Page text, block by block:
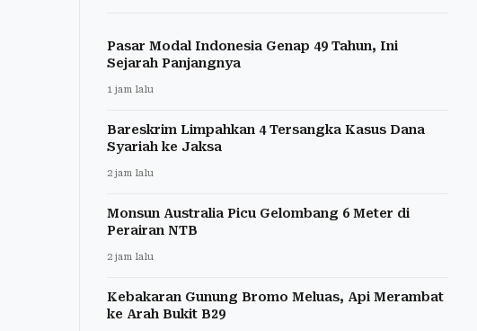
Pasar Modal Indonesia Genap 49 Tahun, Ini
Sejarah Panjangnya
1 jam lalu
Bareskrim Limpahkan 4 Tersangka Kasus Dana
Syariah ke Jaksa
2 jam lalu
Monsun Australia Picu Gelombang 6 Meter di
Perairan NTB
2 jam lalu
Kebakaran Gunung Bromo Meluas, Api Merambat
ke Arah Bukit B29